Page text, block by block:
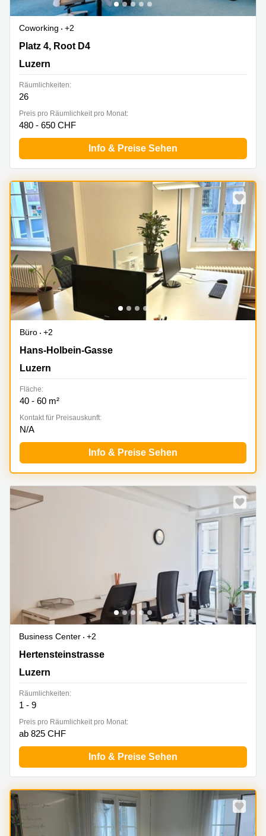
Coworking
+2
Platz 4, Root D4, Luzern
Platz 4, Root D4
Luzern
Räumlichkeiten:
26
Preis pro Räumlichkeit pro Monat:
480 - 650 CHF
Info & Preise Sehen
Büro
+2
Hans-Holbein-Gasse 3, Luzern
Hans-Holbein-Gasse
Luzern
Fläche:
40 - 60 m²
Kontakt für Preisauskunft:
N/A
Info & Preise Sehen
Business Center
+2
Hertensteinstrasse 51, Luzern
Hertensteinstrasse
Luzern
Räumlichkeiten:
1 - 9
Preis pro Räumlichkeit pro Monat:
ab 825 CHF
Info & Preise Sehen